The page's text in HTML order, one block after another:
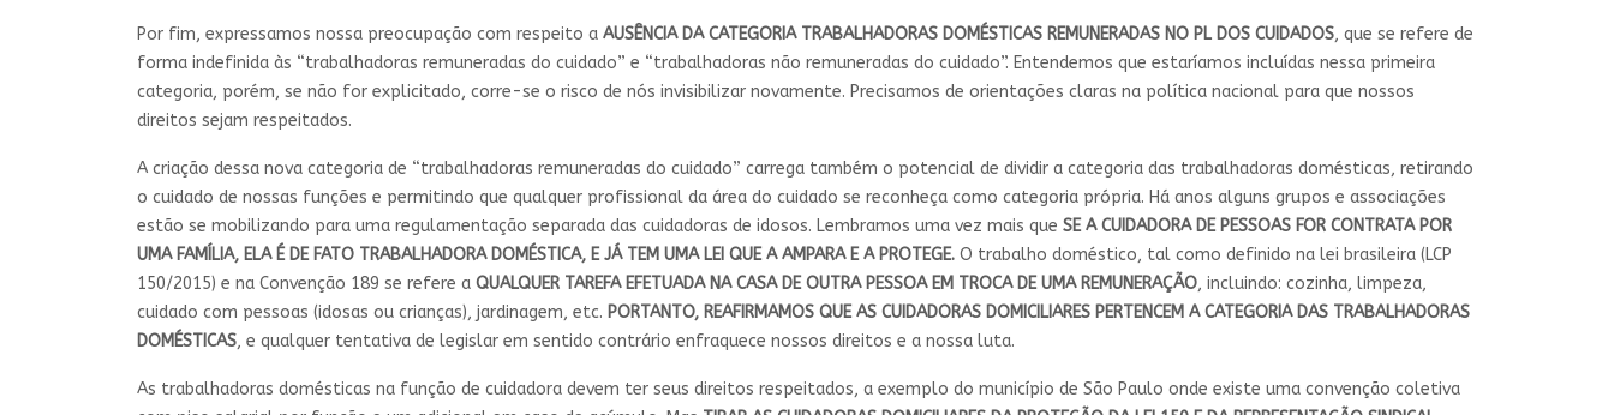
Por fim, expressamos nossa preocupação com respeito a AUSÊNCIA DA CATEGORIA TRABALHADORAS DOMÉSTICAS REMUNERADAS NO PL DOS CUIDADOS, que se refere de
forma indefinida às “trabalhadoras remuneradas do cuidado” e “trabalhadoras não remuneradas do cuidado”. Entendemos que estaríamos incluídas nessa primeira
categoria, porém, se não for explicitado, corre-se o risco de nós invisibilizar novamente. Precisamos de orientações claras na política nacional para que nossos
direitos sejam respeitados.
A criação dessa nova categoria de “trabalhadoras remuneradas do cuidado” carrega também o potencial de dividir a categoria das trabalhadoras domésticas, retirando
o cuidado de nossas funções e permitindo que qualquer profissional da área do cuidado se reconheça como categoria própria. Há anos alguns grupos e associações
estão se mobilizando para uma regulamentação separada das cuidadoras de idosos. Lembramos uma vez mais que SE A CUIDADORA DE PESSOAS FOR CONTRATA POR
UMA FAMÍLIA, ELA É DE FATO TRABALHADORA DOMÉSTICA, E JÁ TEM UMA LEI QUE A AMPARA E A PROTEGE. O trabalho doméstico, tal como definido na lei brasileira (LCP
150/2015) e na Convenção 189 se refere a QUALQUER TAREFA EFETUADA NA CASA DE OUTRA PESSOA EM TROCA DE UMA REMUNERAÇÃO, incluindo: cozinha, limpeza,
cuidado com pessoas (idosas ou crianças), jardinagem, etc. PORTANTO, REAFIRMAMOS QUE AS CUIDADORAS DOMICILIARES PERTENCEM A CATEGORIA DAS TRABALHADORAS
DOMÉSTICAS, e qualquer tentativa de legislar em sentido contrário enfraquece nossos direitos e a nossa luta.
As trabalhadoras domésticas na função de cuidadora devem ter seus direitos respeitados, a exemplo do município de São Paulo onde existe uma convenção coletiva